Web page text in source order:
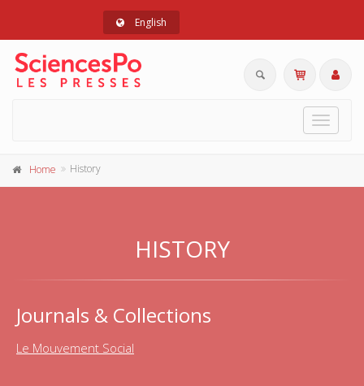
English
Toggle
Home History
HISTORY
Journals & Collections
Le Mouvement Social